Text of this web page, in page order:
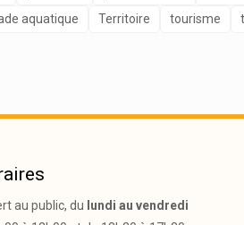
aquatique Territoire tourisme
au public, du lundi au vendredi